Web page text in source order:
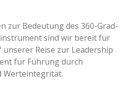
zur Bedeutung des 360-Grad-
sind wir bereit für
Reise zur Leadership
für Führung durch
Werteintegrität.